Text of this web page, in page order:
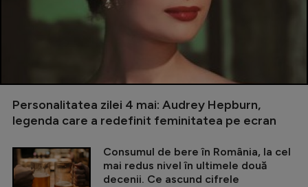
Personalitatea zilei 4 mai: Audrey Hepburn,
legenda care a redefinit feminitatea pe ecran
Consumul de bere în România, la cel
mai redus nivel în ultimele două
decenii. Ce ascund cifrele